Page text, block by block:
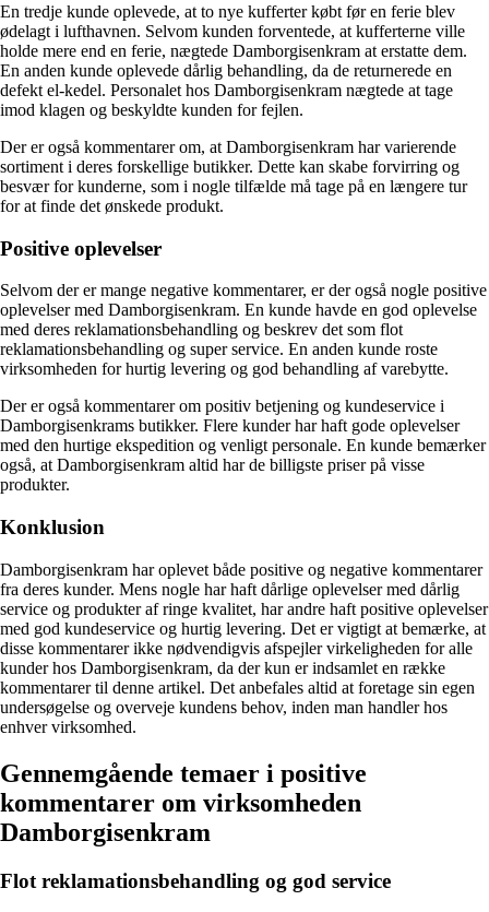
En tredje kunde oplevede, at to nye kufferter købt før en ferie blev
ødelagt i lufthavnen. Selvom kunden forventede, at kufferterne ville
holde mere end en ferie, nægtede Damborgisenkram at erstatte dem.
En anden kunde oplevede dårlig behandling, da de returnerede en
defekt el-kedel. Personalet hos Damborgisenkram nægtede at tage
imod klagen og beskyldte kunden for fejlen.
Der er også kommentarer om, at Damborgisenkram har varierende
sortiment i deres forskellige butikker. Dette kan skabe forvirring og
besvær for kunderne, som i nogle tilfælde må tage på en længere tur
for at finde det ønskede produkt.
Positive oplevelser
Selvom der er mange negative kommentarer, er der også nogle positive
oplevelser med Damborgisenkram. En kunde havde en god oplevelse
med deres reklamationsbehandling og beskrev det som flot
reklamationsbehandling og super service. En anden kunde roste
virksomheden for hurtig levering og god behandling af varebytte.
Der er også kommentarer om positiv betjening og kundeservice i
Damborgisenkrams butikker. Flere kunder har haft gode oplevelser
med den hurtige ekspedition og venligt personale. En kunde bemærker
også, at Damborgisenkram altid har de billigste priser på visse
produkter.
Konklusion
Damborgisenkram har oplevet både positive og negative kommentarer
fra deres kunder. Mens nogle har haft dårlige oplevelser med dårlig
service og produkter af ringe kvalitet, har andre haft positive oplevelser
med god kundeservice og hurtig levering. Det er vigtigt at bemærke, at
disse kommentarer ikke nødvendigvis afspejler virkeligheden for alle
kunder hos Damborgisenkram, da der kun er indsamlet en række
kommentarer til denne artikel. Det anbefales altid at foretage sin egen
undersøgelse og overveje kundens behov, inden man handler hos
enhver virksomhed.
Gennemgående temaer i positive
kommentarer om virksomheden
Damborgisenkram
Flot reklamationsbehandling og god service